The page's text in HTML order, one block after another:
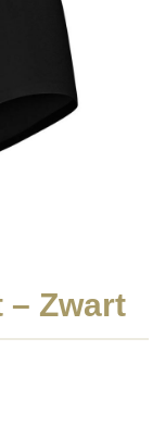
– Zwart